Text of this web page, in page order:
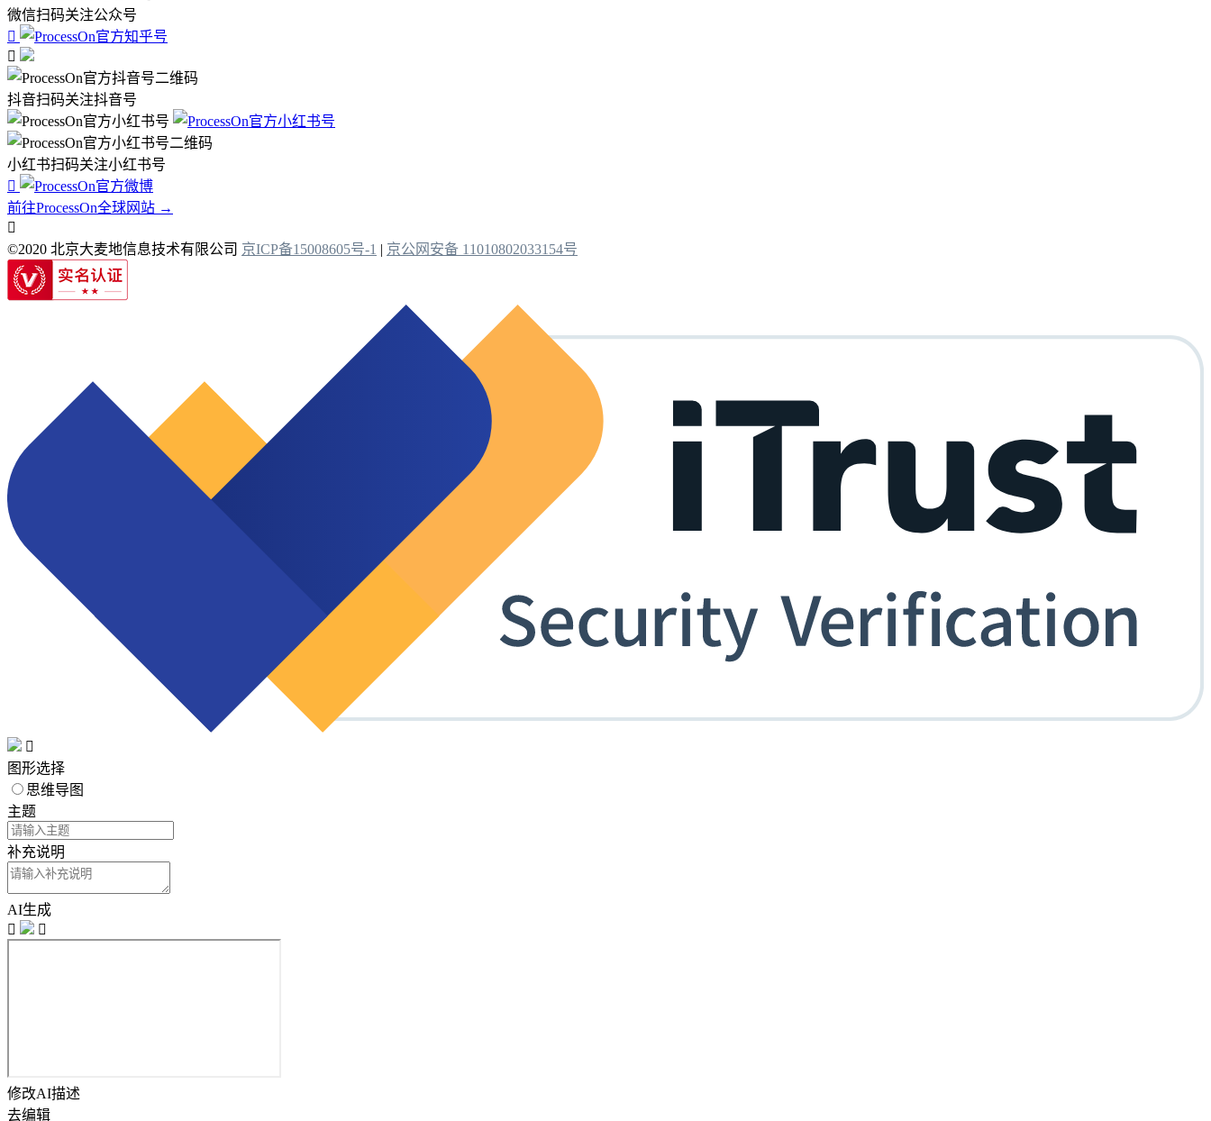
微信扫码关注公众号


抖音扫码关注抖音号
小红书扫码关注小红书号

前往ProcessOn全球网站 →

©2020 北京大麦地信息技术有限公司 京ICP备15008605号-1 | 京公网安备 11010802033154号

图形选择
思维导图
主题
补充说明
AI生成


修改AI描述
去编辑